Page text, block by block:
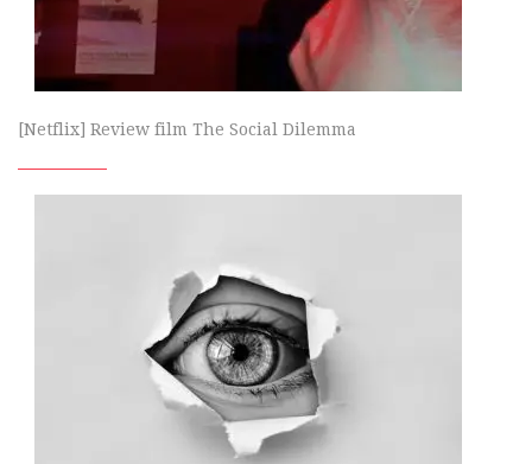
[Netflix] Review film The Social Dilemma